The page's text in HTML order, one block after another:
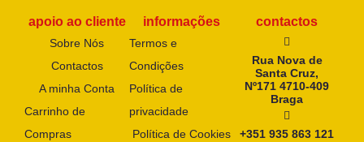
apoio ao cliente
Sobre Nós
Contactos
A minha Conta
Carrinho de
Compras
informações
Termos e
Condições
Política de
privacidade
Política de Cookies
contactos
Rua Nova de
Santa Cruz,
Nº171 4710-409
Braga
+351 935 863 121